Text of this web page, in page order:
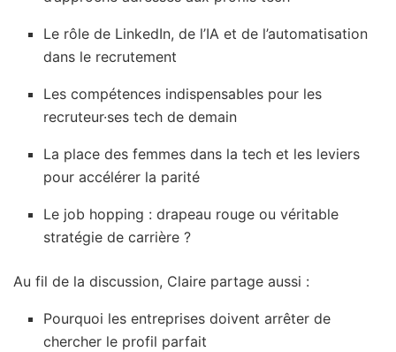
Le rôle de LinkedIn, de l’IA et de l’automatisation
dans le recrutement
Les compétences indispensables pour les
recruteur·ses tech de demain
La place des femmes dans la tech et les leviers
pour accélérer la parité
Le job hopping : drapeau rouge ou véritable
stratégie de carrière ?
Au fil de la discussion, Claire partage aussi :
Pourquoi les entreprises doivent arrêter de
chercher le profil parfait